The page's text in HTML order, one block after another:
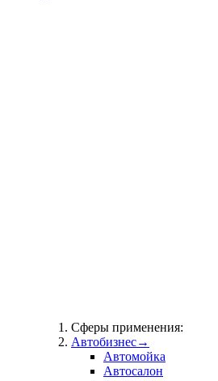
Сферы применения:
Автобизнес→
Автомойка
Автосалон